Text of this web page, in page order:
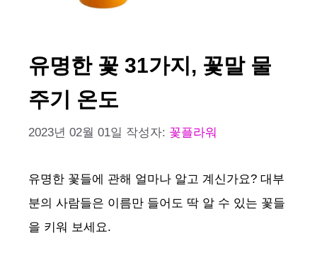
유명한 꽃 31가지, 꽃말 물
주기 온도
2023년 02월 01일 작성자: 꽃플라워
유명한 꽃들에 관해 얼마나 알고 계신가요? 대부
분의 사람들은 이름만 들어도 딱 알 수 있는 꽃들
을 키워 보세요.